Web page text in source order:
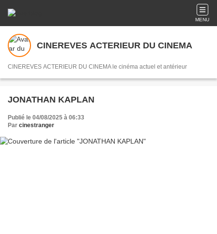
MENU
CINEREVES ACTERIEUR DU CINEMA
CINEREVES ACTERIEUR DU CINEMA le cinéma actuel et antérieur
JONATHAN KAPLAN
Publié le 04/08/2025 à 06:33
Par cinestranger